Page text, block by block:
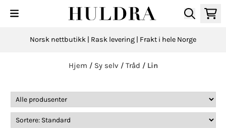
Hopp til innhold
Norsk nettbutikk | Rask levering | Frakt i hele Norge
Hjem / Sy selv / Tråd / Lin